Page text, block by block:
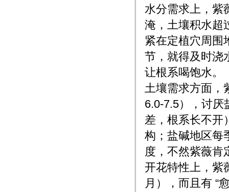
水分需求上，紫
淹，土壤积水超
紧在定植穴周围
节，就得及时浇
让根系喝饱水。
土壤需求方面，
6.0-7.5），讨厌
差，根系长不开
构；盐碱地区每
度，不然紫薇肯
开花特性上，紫
月），而且有 “